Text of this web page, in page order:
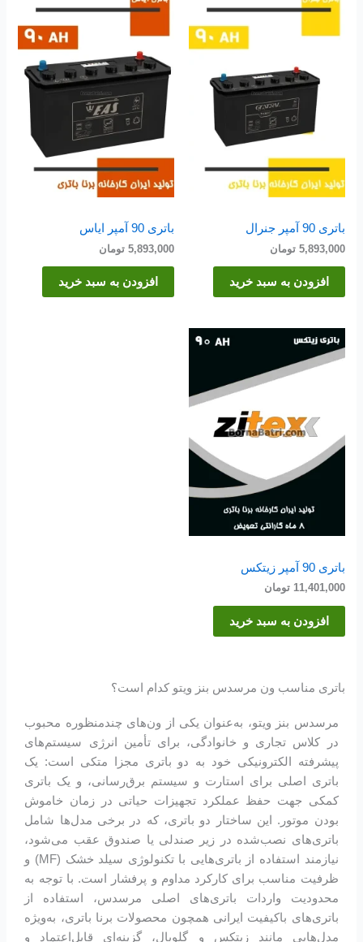
باتری 90 آمپر جنرال
5,893,000 تومان
افزودن به سبد خرید
باتری 90 آمپر ایاس
5,893,000 تومان
افزودن به سبد خرید
باتری 90 آمپر زیتکس
11,401,000 تومان
افزودن به سبد خرید
باتری مناسب ون مرسدس بنز ویتو کدام است؟
مرسدس بنز ویتو، به‌عنوان یکی از ون‌های چندمنظوره محبوب
در کلاس تجاری و خانوادگی، برای تأمین انرژی سیستم‌های
پیشرفته الکترونیکی خود به دو باتری مجزا متکی است: یک
باتری اصلی برای استارت و سیستم برق‌رسانی، و یک باتری
کمکی جهت حفظ عملکرد تجهیزات حیاتی در زمان خاموش
بودن موتور. این ساختار دو باتری، که در برخی مدل‌ها شامل
باتری‌های نصب‌شده در زیر صندلی یا صندوق عقب می‌شود،
نیازمند استفاده از باتری‌هایی با تکنولوژی سیلد خشک (MF) و
ظرفیت مناسب برای کارکرد مداوم و پرفشار است. با توجه به
محدودیت واردات باتری‌های اصلی مرسدس، استفاده از
باتری‌های باکیفیت ایرانی همچون محصولات برنا باتری، به‌ویژه
مدل‌هایی مانند زیتکس و گلوبال، گزینه‌ای قابل‌اعتماد و